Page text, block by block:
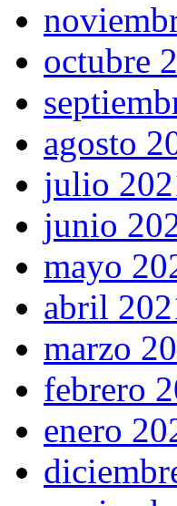
octubre
agosto
julio
junio
mayo
abril
marzo
febrero
enero